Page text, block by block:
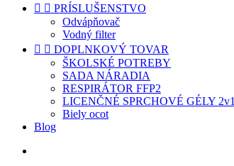
  PRÍSLUŠENSTVO
Odvápňovač
Vodný filter
  DOPLNKOVÝ TOVAR
ŠKOLSKÉ POTREBY
SADA NÁRADIA
RESPIRÁTOR FFP2
LICENČNÉ SPRCHOVÉ GÉLY 2v1
Biely ocot
Blog